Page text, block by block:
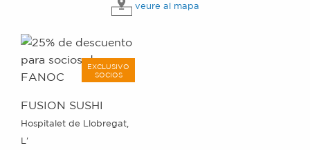
veure al mapa
EXCLUSIVO
SOCIOS
FUSION SUSHI
Hospitalet de Llobregat,
L'